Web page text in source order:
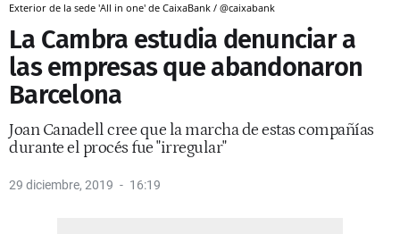
Exterior de la sede 'All in one' de CaixaBank / @caixabank
La Cambra estudia denunciar a
las empresas que abandonaron
Barcelona
Joan Canadell cree que la marcha de estas compañías
durante el procés fue "irregular"
29 diciembre, 2019 16:19